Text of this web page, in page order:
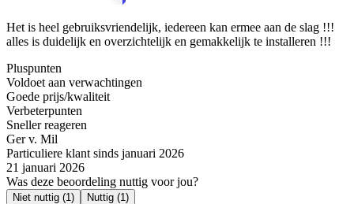
Het is heel gebruiksvriendelijk, iedereen kan ermee aan de slag !!!
alles is duidelijk en overzichtelijk en gemakkelijk te installeren !!!
Pluspunten
Voldoet aan verwachtingen
Goede prijs/kwaliteit
Verbeterpunten
Sneller reageren
Ger v. Mil
Particuliere klant sinds januari 2026
21 januari 2026
Was deze beoordeling nuttig voor jou?
Niet nuttig (1) Nuttig (1)